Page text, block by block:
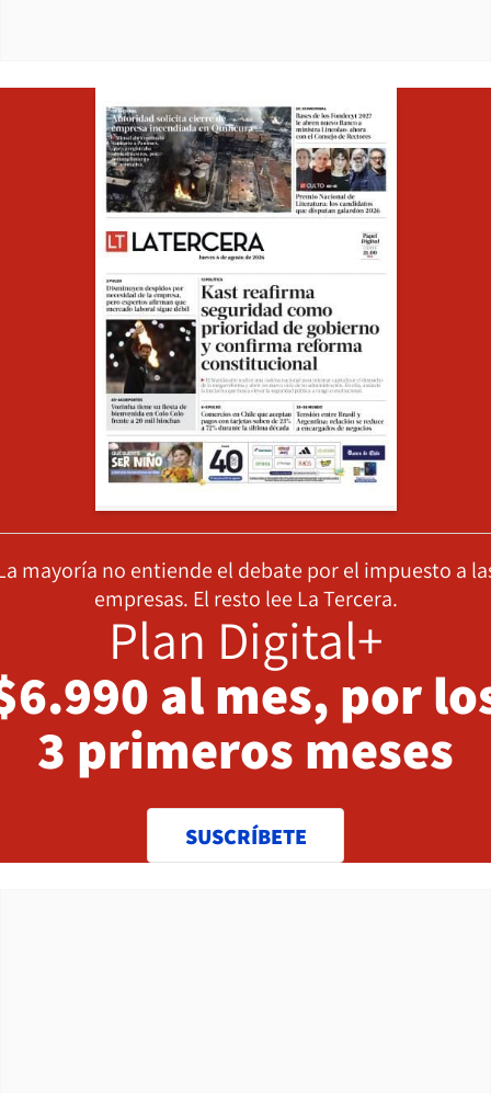
mayoría no entiende el debate por el impuesto a
empresas. El resto lee La Tercera.
Plan Digital+
al mes, por
3 primeros meses
SUSCRÍBETE